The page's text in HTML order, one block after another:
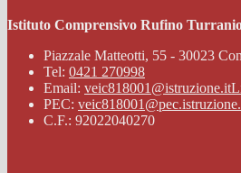
Istituto Comprensivo Rufino
Piazzale Matteotti, 55 - 30023
Tel: 0421 270998
Email: veic818001@istruzione.it
PEC:
C.F.: 92022040270